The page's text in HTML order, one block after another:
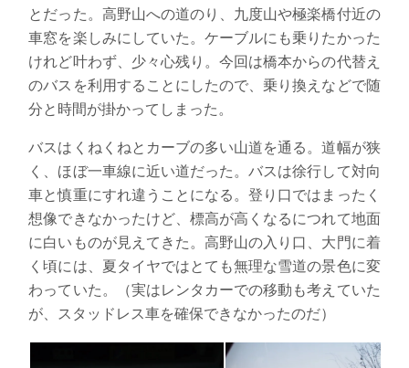
とだった。 高野山への道のり、九度山や極楽橋付近の
車窓を楽しみにしていた。ケーブルにも乗りたかった
けれど叶わず、少々心残り。今回は橋本からの代替え
のバスを利用することにしたので、乗り換えなどで随
分と時間が掛かってしまった。
バスはくねくねとカーブの多い山道を通る。道幅が狭
く、ほぼ一車線に近い道だった。バスは徐行して対向
車と慎重にすれ違うことになる。登り口ではまったく
想像できなかったけど、標高が高くなるにつれて地面
に白いものが見えてきた。高野山の入り口、大門に着
く頃には、夏タイヤではとても無理な雪道の景色に変
わっていた。（実はレンタカーでの移動も考えていた
が、スタッドレス車を確保できなかったのだ）